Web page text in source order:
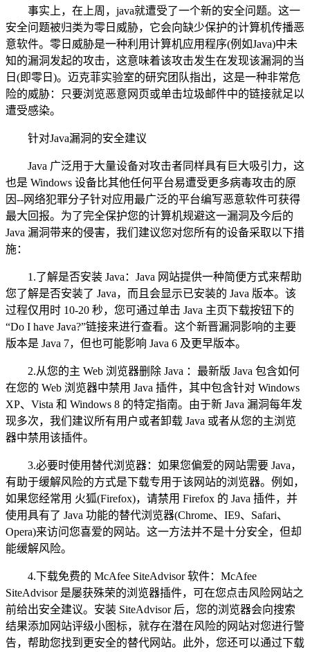
事实上，在上周，java就遭受了一个新的安全问题。这一
安全问题被归类为零日威胁，它会向缺少保护的计算机传播恶
意软件。零日威胁是一种利用计算机应用程序(例如Java)中未
知的漏洞发起的攻击，这意味着该攻击发生在发现该漏洞的当
日(即零日)。迈克菲实验室的研究团队指出，这是一种非常危
险的威胁：只要浏览恶意网页或单击垃圾邮件中的链接就足以
遭受感染。
针对Java漏洞的安全建议
Java 广泛用于大量设备对攻击者同样具有巨大吸引力，这
也是 Windows 设备比其他任何平台易遭受更多病毒攻击的原
因--网络犯罪分子针对应用最广泛的平台编写恶意软件可获得
最大回报。为了完全保护您的计算机规避这一漏洞及今后的
Java 漏洞带来的侵害，我们建议您对您所有的设备采取以下措
施：
1.了解是否安装 Java：Java 网站提供一种简便方式来帮助
您了解是否安装了 Java，而且会显示已安装的 Java 版本。该
过程仅用时 10-20 秒，您可通过单击 Java 主页下载按钮下的
“Do I have Java?”链接来进行查看。这个新晋漏洞影响的主要
版本是 Java 7，但也可能影响 Java 6 及更早版本。
2.从您的主 Web 浏览器删除 Java ：最新版 Java 包含如何
在您的 Web 浏览器中禁用 Java 插件，其中包含针对 Windows
XP、Vista 和 Windows 8 的特定指南。由于新 Java 漏洞每年发
现多次，我们建议所有用户或者卸载 Java 或者从您的主浏览
器中禁用该插件。
3.必要时使用替代浏览器：如果您偏爱的网站需要 Java，
有助于缓解风险的方式是下载专用于该网站的浏览器。例如，
如果您经常用 火狐(Firefox)，请禁用 Firefox 的 Java 插件，并
使用具有了 Java 功能的替代浏览器(Chrome、IE9、Safari、
Opera)来访问您喜爱的网站。这一方法并不是十分安全，但却
能缓解风险。
4.下载免费的 McAfee SiteAdvisor 软件：McAfee
SiteAdvisor 是屡获殊荣的浏览器插件，可在您点击风险网站之
前给出安全建议。安装 SiteAdvisor 后，您的浏览器会向搜索
结果添加网站评级小图标，就存在潜在风险的网站对您进行警
告，帮助您找到更安全的替代网站。此外，您还可以通过下载